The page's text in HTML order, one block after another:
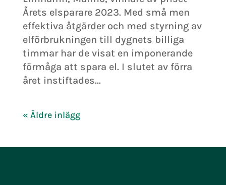
Årets elsparare 2023. Med små men
effektiva åtgärder och med styrning av
elförbrukningen till dygnets billiga
timmar har de visat en imponerande
förmåga att spara el. I slutet av förra
året instiftades...
« Äldre inlägg